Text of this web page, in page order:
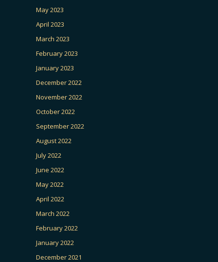
May 2023
April 2023
March 2023
February 2023
January 2023
December 2022
November 2022
October 2022
September 2022
August 2022
July 2022
June 2022
May 2022
April 2022
March 2022
February 2022
January 2022
December 2021